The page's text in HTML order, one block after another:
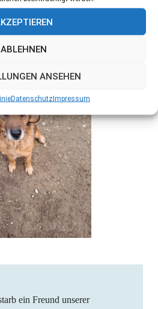
ABLEHNEN
ANSEHEN
DatenschutzImpressum
ein Freund unserer